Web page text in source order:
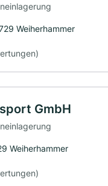
Weiherhammer
GmbH
Weiherhammer